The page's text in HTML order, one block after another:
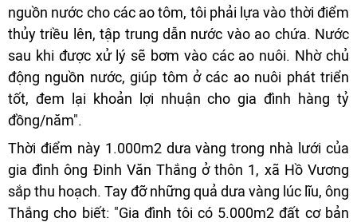
nguồn nước cho các ao tôm, tôi phải lựa vào thời điểm
thủy triều lên, tập trung dẫn nước vào ao chứa. Nước
sau khi được xử lý sẽ bơm vào các ao nuôi. Nhờ chủ
động nguồn nước, giúp tôm ở các ao nuôi phát triển
tốt, đem lại khoản lợi nhuận cho gia đình hàng tỷ
đồng/năm".
Thời điểm này 1.000m2 dưa vàng trong nhà lưới của
gia đình ông Đinh Văn Thắng ở thôn 1, xã Hồ Vương
sắp thu hoạch. Tay đỡ những quả dưa vàng lúc lĩu, ông
Thắng cho biết: "Gia đình tôi có 5.000m2 đất cơ bản